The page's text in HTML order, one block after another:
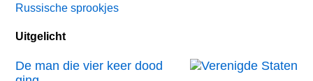
Russische sprookjes
Uitgelicht
De man die vier keer dood